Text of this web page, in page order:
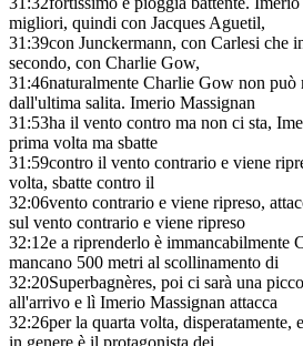
migliori, quindi con Jacques Aguetil,
31:39con Junckermann, con Carlesi che
secondo, con Charlie Gow,
31:46naturalmente Charlie Gow non può
dall'ultima salita. Imerio Massignan
31:53ha il vento contro ma non ci sta,
prima volta ma sbatte
31:59contro il vento contrario e viene
volta, sbatte contro il
32:06vento contrario e viene ripreso,
sul vento contrario e viene ripreso
32:12e a riprenderlo è immancabilmente
mancano 500 metri al scollinamento di
32:20Superbagnères, poi ci sarà una
all'arrivo e lì Imerio Massignan attacca
32:26per la quarta volta, disperatamente,